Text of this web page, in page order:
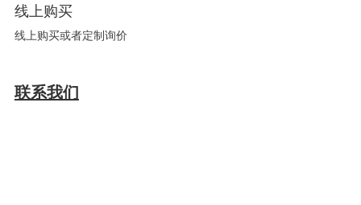
线上购买
线上购买或者定制询价
联系我们